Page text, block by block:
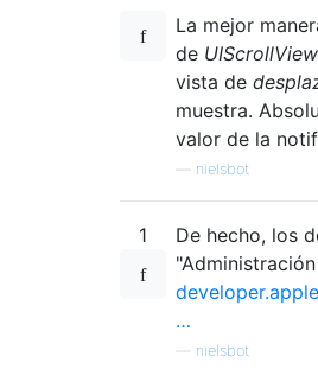
La mejor
de UIScrollView
vista de
muestra.
valor de la
nielsbot
1
De hecho, los
…
nielsbot